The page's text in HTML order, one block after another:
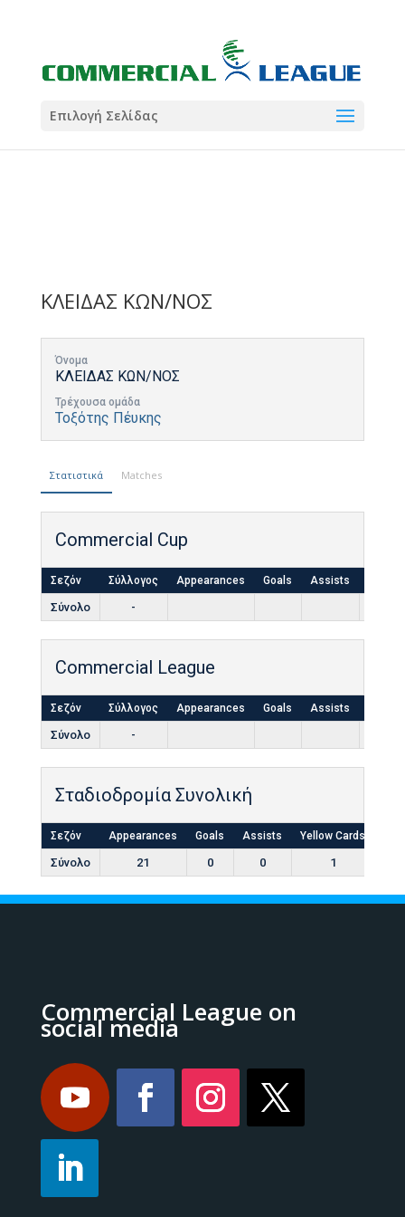
Coral
Σωματείο ΣΟΛ
Coral
5
Επιλογή Σελίδας
ΚΛΕΙΔΑΣ ΚΩΝ/ΝΟΣ
Όνομα
ΚΛΕΙΔΑΣ ΚΩΝ/ΝΟΣ
Τρέχουσα ομάδα
Τοξότης Πέυκης
Στατιστικά Matches
Commercial Cup
Σεζόν Σύλλογος Appearances Goals Assists
Σύνολο -
Commercial League
Σεζόν Σύλλογος Appearances Goals Assists
Σύνολο -
Σταδιοδρομία Συνολική
Σεζόν Appearances Goals Assists Yellow Cards
Σύνολο 21 0 0 1
Commercial League on
social media